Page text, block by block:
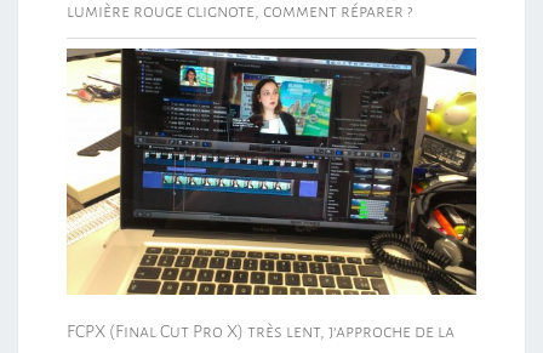
lumière rouge clignote, comment réparer ?
FCPX (Final Cut Pro X) très lent, j’approche de la